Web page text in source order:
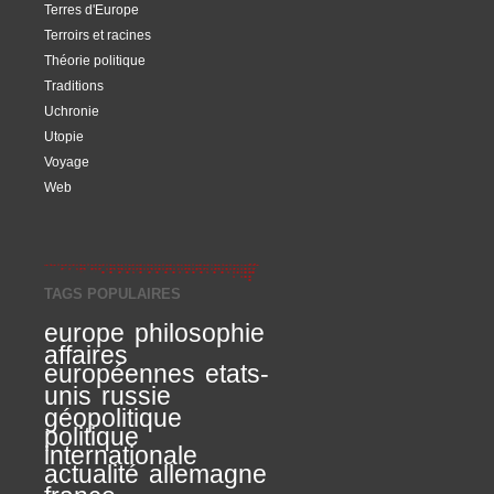
Terres d'Europe
Terroirs et racines
Théorie politique
Traditions
Uchronie
Utopie
Voyage
Web
TAGS POPULAIRES
europe philosophie
affaires
européennes etats-
unis russie
géopolitique
politique
internationale
actualité allemagne